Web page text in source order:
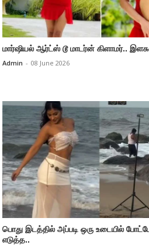
மார்ஷியல் ஆர்ட்ஸ் டூ மாடர்ன் கிளாமர்..
Admin - 08 June 2026
பொது இடத்தில் அப்படி ஒரு உடையில்
எடுத்த..